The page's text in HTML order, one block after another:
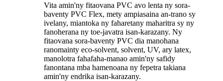
Vita amin'ny fitaovana PVC avo lenta ny sora-
baventy PVC Flex, mety ampiasaina an-trano sy
ivelany, miantoka ny faharetany maharitra sy ny
fanoherana ny toe-javatra isan-karazany. Ny
fitaovana sora-baventy PVC dia manohana
ranomainty eco-solvent, solvent, UV, ary latex,
manolotra fahafaha-manao amin'ny safidy
fanontana mba hamenoana ny fepetra takiana
amin'ny endrika isan-karazany.